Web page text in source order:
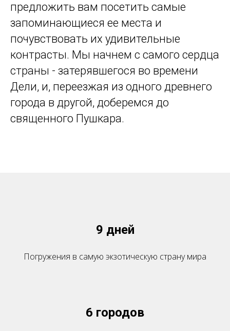
предложить вам посетить самые
запоминающиеся ее места и
почувствовать их удивительные
контрасты. Мы начнем с самого сердца
страны - затерявшегося во времени
Дели, и, переезжая из одного древнего
города в другой, доберемся до
священного Пушкара.
9 дней
Погружения в самую экзотическую страну мира
6 городов